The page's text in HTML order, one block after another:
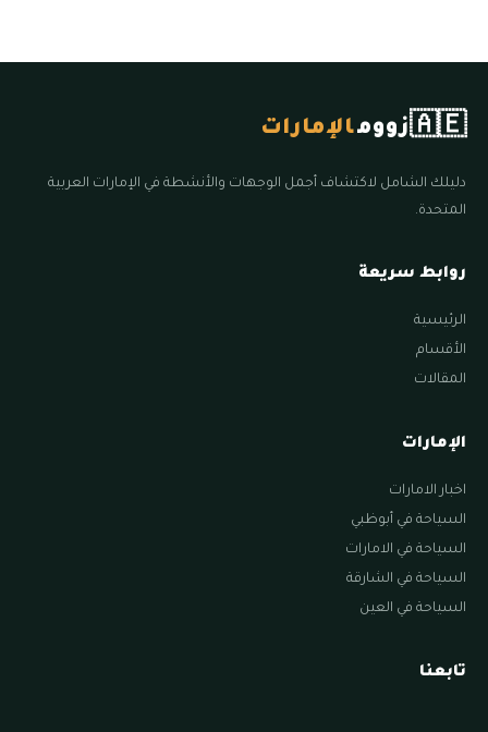
🇦🇪زوومالإمارات
دليلك الشامل لاكتشاف أجمل الوجهات والأنشطة في الإمارات العربية
المتحدة.
روابط سريعة
الرئيسية
الأقسام
المقالات
الإمارات
اخبار الامارات
السياحة في أبوظبي
السياحة في الامارات
السياحة في الشارقة
السياحة في العين
تابعنا